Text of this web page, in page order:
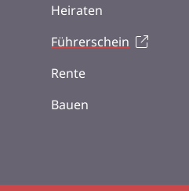
Heiraten
Führerschein
Rente
Bauen